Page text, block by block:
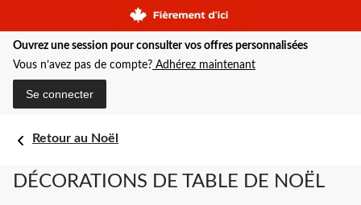
Party
City,
courament
Fermé,
Ouvrez une session pour consulter vos offres personnalisées
Vous n’avez pas de compte? Adhérez maintenant
Se connecter
Retour au Noël
DÉCORATIONS DE TABLE DE NOËL